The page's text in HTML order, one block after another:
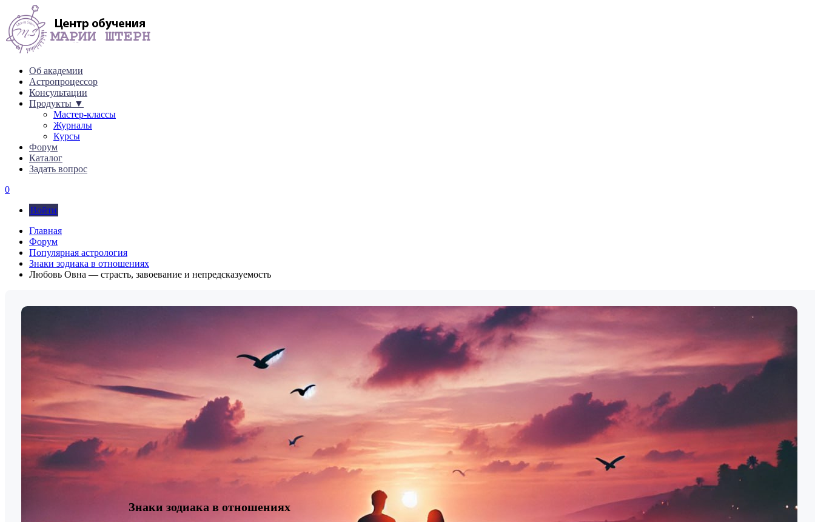
Об академии
Астропроцессор
Консультации
Продукты ▼
Мастер-классы
Журналы
Курсы
Форум
Каталог
Задать вопрос
0
Войти
Главная
Форум
Популярная астрология
Знаки зодиака в отношениях
Любовь Овна — страсть, завоевание и непредсказуемость
Знаки зодиака в отношениях